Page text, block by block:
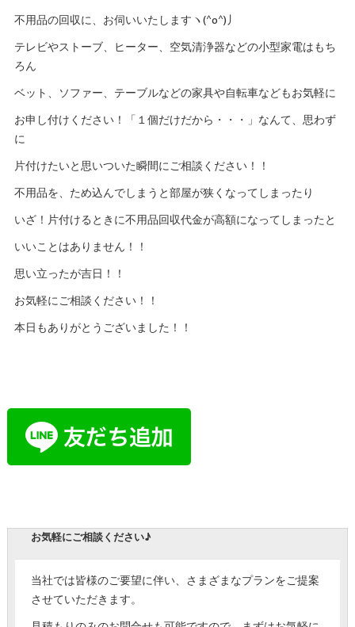
不用品の回収に、お伺いいたしますヽ(^o^)丿
テレビやストーブ、ヒーター、空気清浄器などの小型家電はもち
ろん
ベット、ソファー、テーブルなどの家具や自転車などもお気軽に
お申し付けください！「１個だけだから・・・」なんて、思わず
に
片付けたいと思いついた瞬間にご相談ください！！
不用品を、ため込んでしまうと部屋が狭くなってしまったり
いざ！片付けるときに不用品回収代金が高額になってしまったと
いいことはありません！！
思い立ったが吉日！！
お気軽にご相談ください！！
本日もありがとうございました！！
お気軽にご相談ください♪
当社では皆様のご要望に伴い、さまざまなプランをご提案
させていただきます。